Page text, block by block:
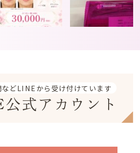
などLINEから受け付けています
式アカウント